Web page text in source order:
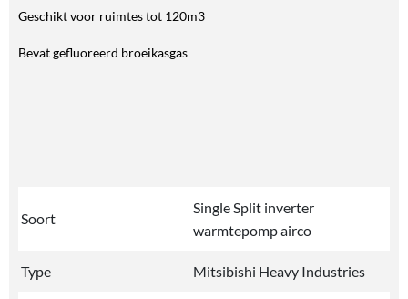
Geschikt voor ruimtes tot 120m3
Bevat gefluoreerd broeikasgas
Soort
Single Split inverter
warmtepomp airco
Type Mitsibishi Heavy Industries